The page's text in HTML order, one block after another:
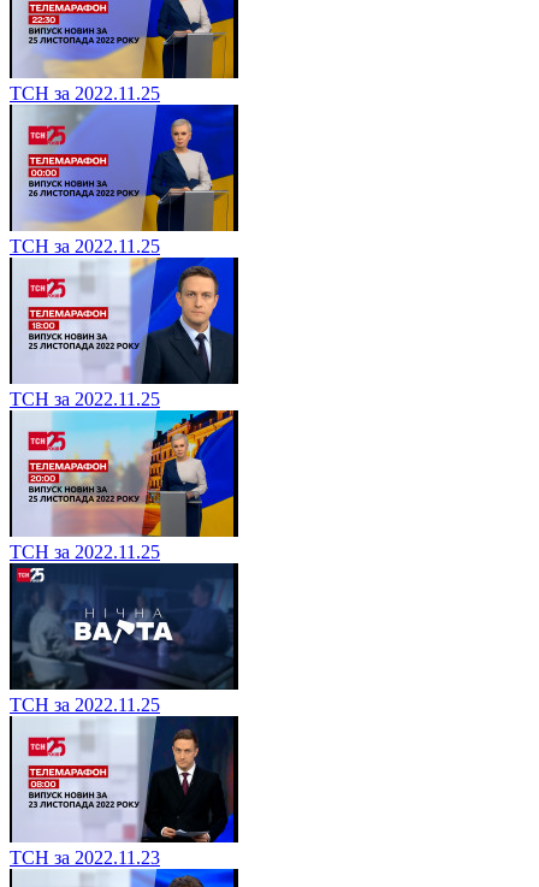
ТСН за 2022.11.25
ТСН за 2022.11.25
ТСН за 2022.11.25
ТСН за 2022.11.25
ТСН за 2022.11.25
ТСН за 2022.11.23